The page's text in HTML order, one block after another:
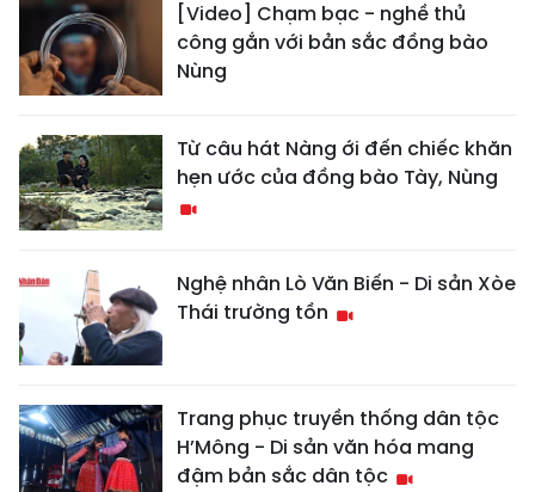
[Video] Chạm bạc - nghề thủ
công gắn với bản sắc đồng bào
Nùng
Từ câu hát Nàng ới đến chiếc khăn
hẹn ước của đồng bào Tày, Nùng
Nghệ nhân Lò Văn Biến - Di sản Xòe
Thái trường tồn
Trang phục truyền thống dân tộc
H’Mông - Di sản văn hóa mang
đậm bản sắc dân tộc